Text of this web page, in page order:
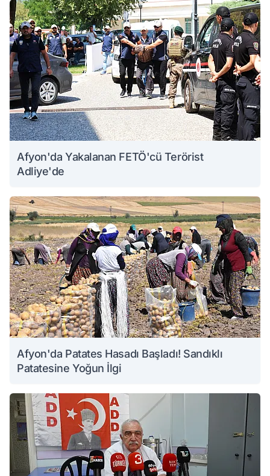
Afyon'da Yakalanan FETÖ'cü Terörist
Adliye'de
Afyon'da Patates Hasadı Başladı! Sandıklı
Patatesine Yoğun İlgi